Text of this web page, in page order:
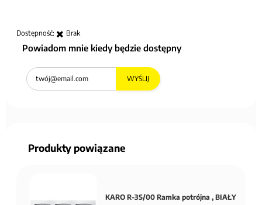
Dostępność: Brak
Powiadom mnie kiedy będzie dostępny
WYŚLIJ
Produkty powiązane
KARO R-3S/00 Ramka potrójna , BIAŁY